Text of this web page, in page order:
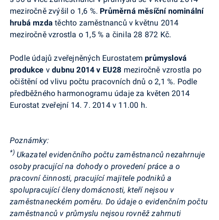
meziročně zvýšil o 1,6 %. Průměrná měsíční nominální
hrubá mzda těchto zaměstnanců v květnu 2014
meziročně vzrostla o 1,5 % a činila 28 872 Kč.
Podle údajů zveřejněných Eurostatemprůmyslová
produkce vdubnu 2014 v EU28 meziročně vzrostla po
očištění od vlivu počtu pracovních dnů o 2,1 %. Podle
předběžného harmonogramu údaje za květen 2014
Eurostat zveřejní 14. 7. 2014 v 11.00 h.
Poznámky:
*) Ukazatel evidenčního počtu zaměstnanců nezahrnuje
osoby pracující na dohody o provedení práce a o
pracovní činnosti, pracující majitele podniků a
spolupracující členy domácnosti, kteří nejsou v
zaměstnaneckém poměru. Do údaje o evidenčním počtu
zaměstnanců v průmyslu nejsou rovněž zahrnuti